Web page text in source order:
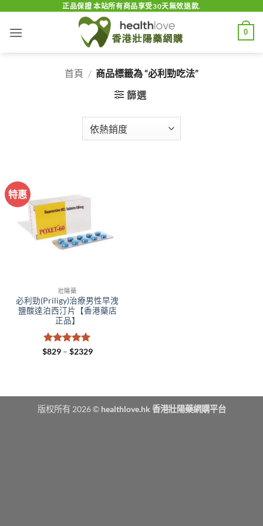
content
正品保證 本站所有商品享受30天無效退款.
0
首頁 / 商品標籤為 “必利勁吃法”
篩選
特惠
壯陽藥
必利勁(Priligy)治療男性早洩
鹽酸達泊西汀片【香港藥店
正品】
評分 5滿
$829 – $2329Price
版权所有 2026 © healthlove.hk 香港壯陽藥網購平台